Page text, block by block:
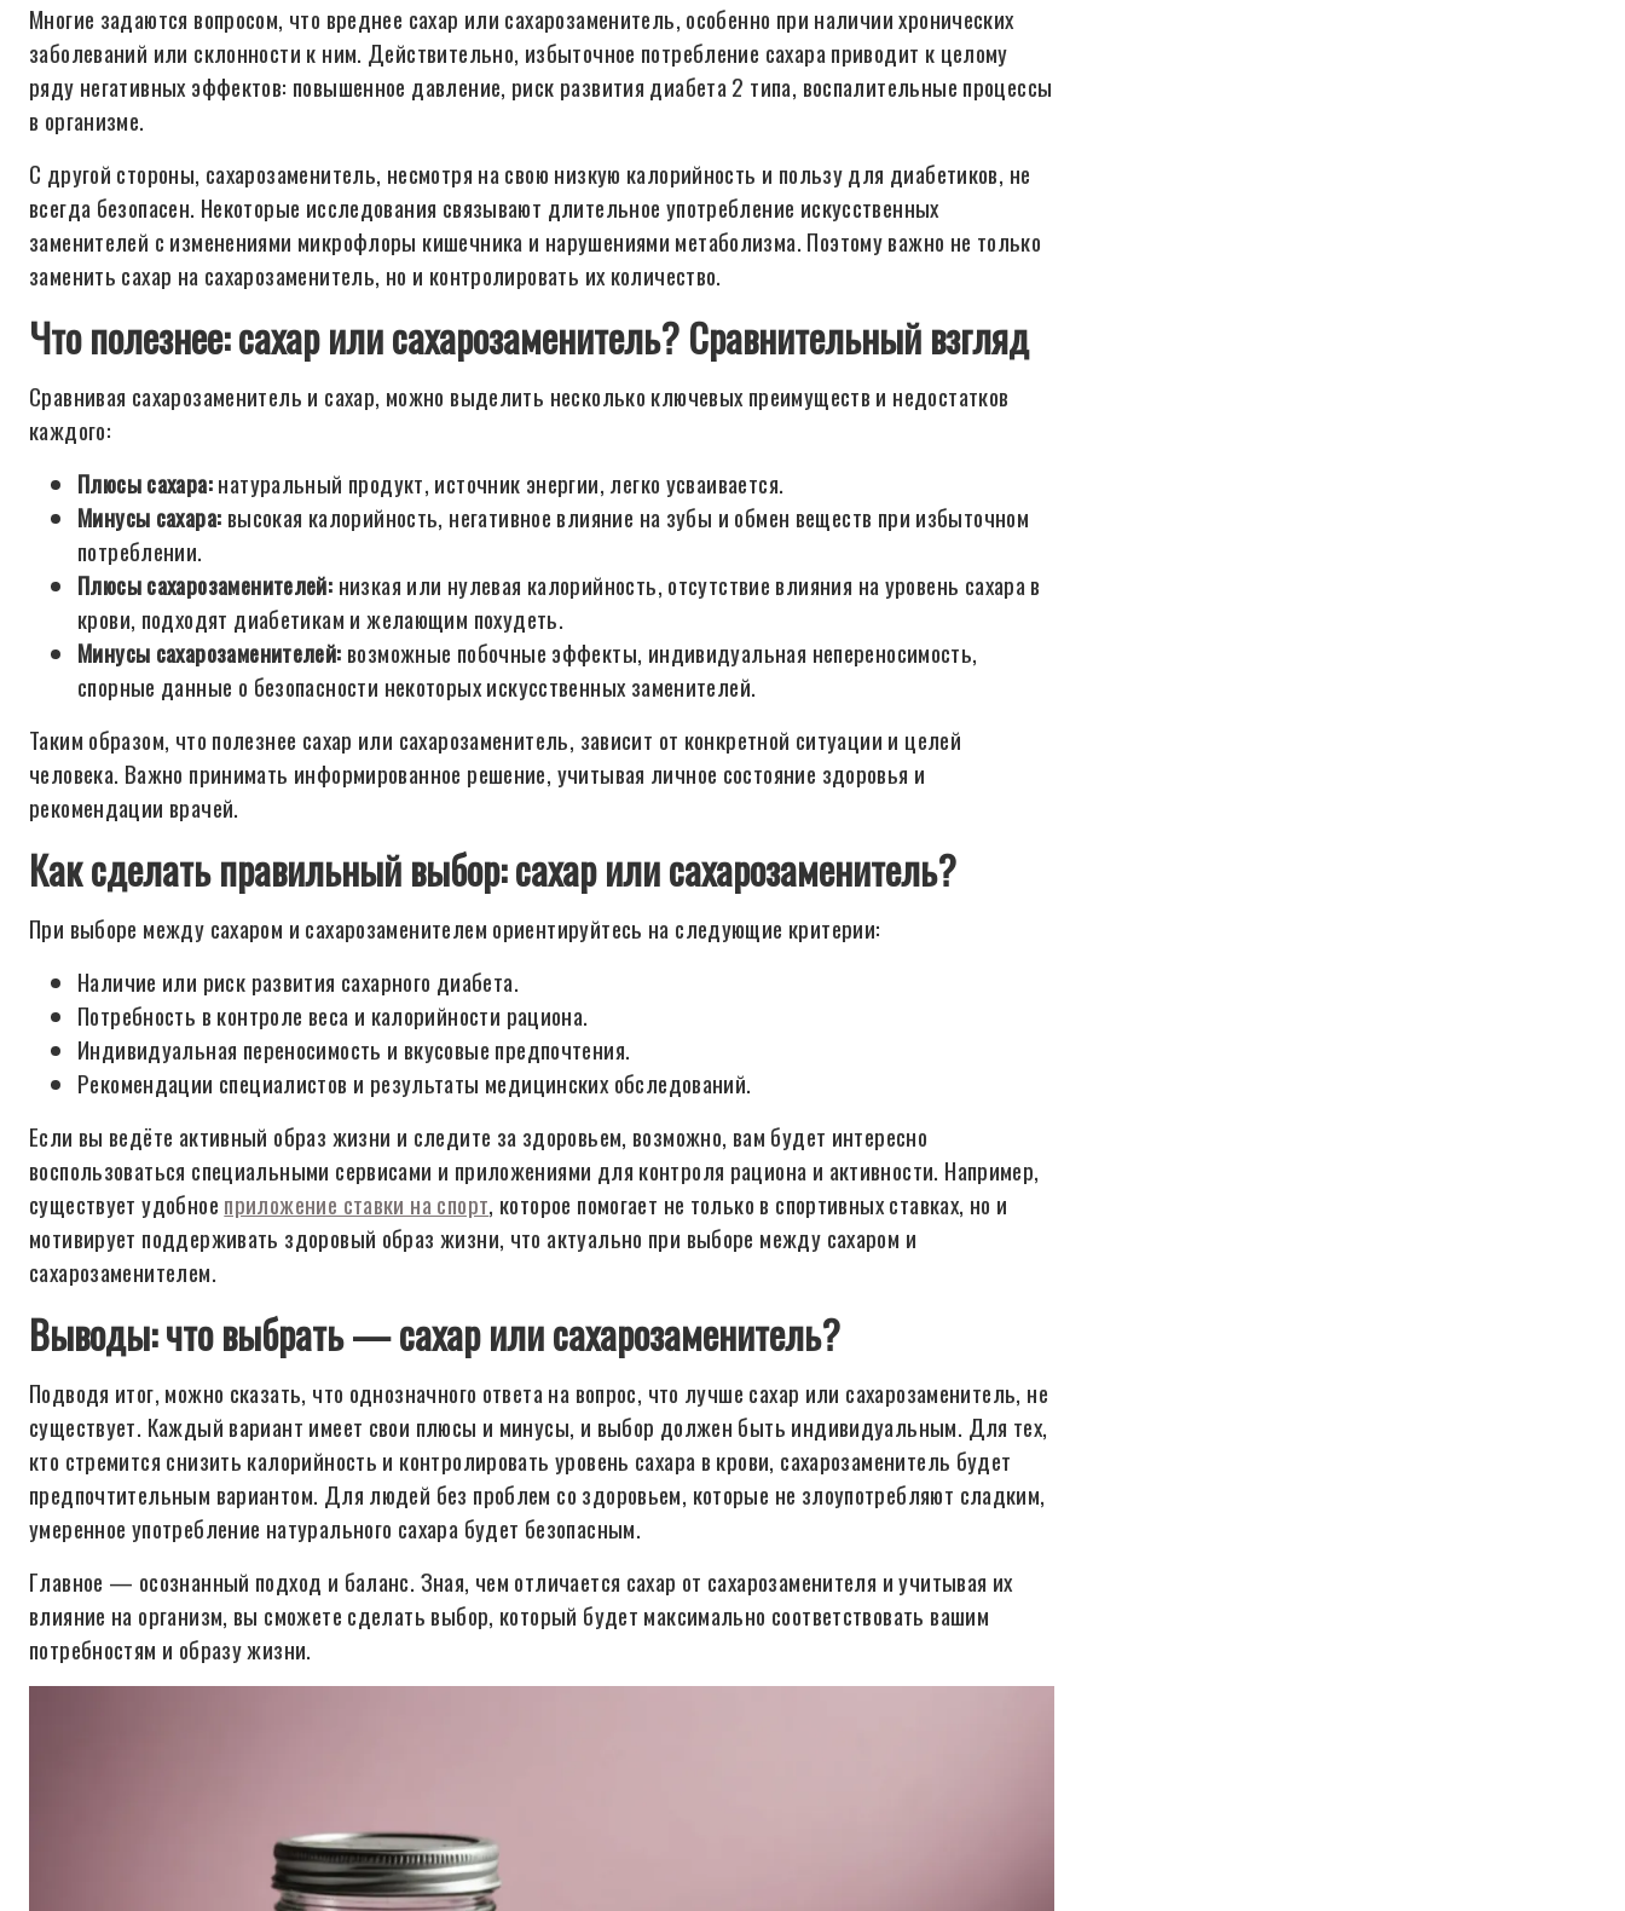
Многие задаются вопросом, что вреднее сахар или сахарозаменитель, особенно при наличии хронических
заболеваний или склонности к ним. Действительно, избыточное потребление сахара приводит к целому
ряду негативных эффектов: повышенное давление, риск развития диабета 2 типа, воспалительные процессы
в организме.
С другой стороны, сахарозаменитель, несмотря на свою низкую калорийность и пользу для диабетиков, не
всегда безопасен. Некоторые исследования связывают длительное употребление искусственных
заменителей с изменениями микрофлоры кишечника и нарушениями метаболизма. Поэтому важно не только
заменить сахар на сахарозаменитель, но и контролировать их количество.
Что полезнее: сахар или сахарозаменитель? Сравнительный взгляд
Сравнивая сахарозаменитель и сахар, можно выделить несколько ключевых преимуществ и недостатков
каждого:
Плюсы сахара:натуральный продукт, источник энергии, легко усваивается.
Минусы сахара: высокая калорийность, негативное влияние на зубы и обмен веществ при избыточном
потреблении.
Плюсы сахарозаменителей: низкая или нулевая калорийность, отсутствие влияния на уровень сахара в
крови, подходят диабетикам и желающим похудеть.
Минусы сахарозаменителей: возможные побочные эффекты, индивидуальная непереносимость,
спорные данные о безопасности некоторых искусственных заменителей.
Таким образом, что полезнее сахар или сахарозаменитель, зависит от конкретной ситуации и целей
человека. Важно принимать информированное решение, учитывая личное состояние здоровья и
рекомендации врачей.
Как сделать правильный выбор: сахар или сахарозаменитель?
При выборе между сахаром и сахарозаменителем ориентируйтесь на следующие критерии:
Наличие или риск развития сахарного диабета.
Потребность в контроле веса и калорийности рациона.
Индивидуальная переносимость и вкусовые предпочтения.
Рекомендации специалистов и результаты медицинских обследований.
Если вы ведёте активный образ жизни и следите за здоровьем, возможно, вам будет интересно
воспользоваться специальными сервисами и приложениями для контроля рациона и активности. Например,
существует удобное приложение ставки на спорт, которое помогает не только в спортивных ставках, но и
мотивирует поддерживать здоровый образ жизни, что актуально при выборе между сахаром и
сахарозаменителем.
Выводы: что выбрать — сахар или сахарозаменитель?
Подводя итог, можно сказать, что однозначного ответа на вопрос, что лучше сахар или сахарозаменитель, не
существует. Каждый вариант имеет свои плюсы и минусы, и выбор должен быть индивидуальным. Для тех,
кто стремится снизить калорийность и контролировать уровень сахара в крови, сахарозаменитель будет
предпочтительным вариантом. Для людей без проблем со здоровьем, которые не злоупотребляют сладким,
умеренное употребление натурального сахара будет безопасным.
Главное — осознанный подход и баланс. Зная, чем отличается сахар от сахарозаменителя и учитывая их
влияние на организм, вы сможете сделать выбор, который будет максимально соответствовать вашим
потребностям и образу жизни.